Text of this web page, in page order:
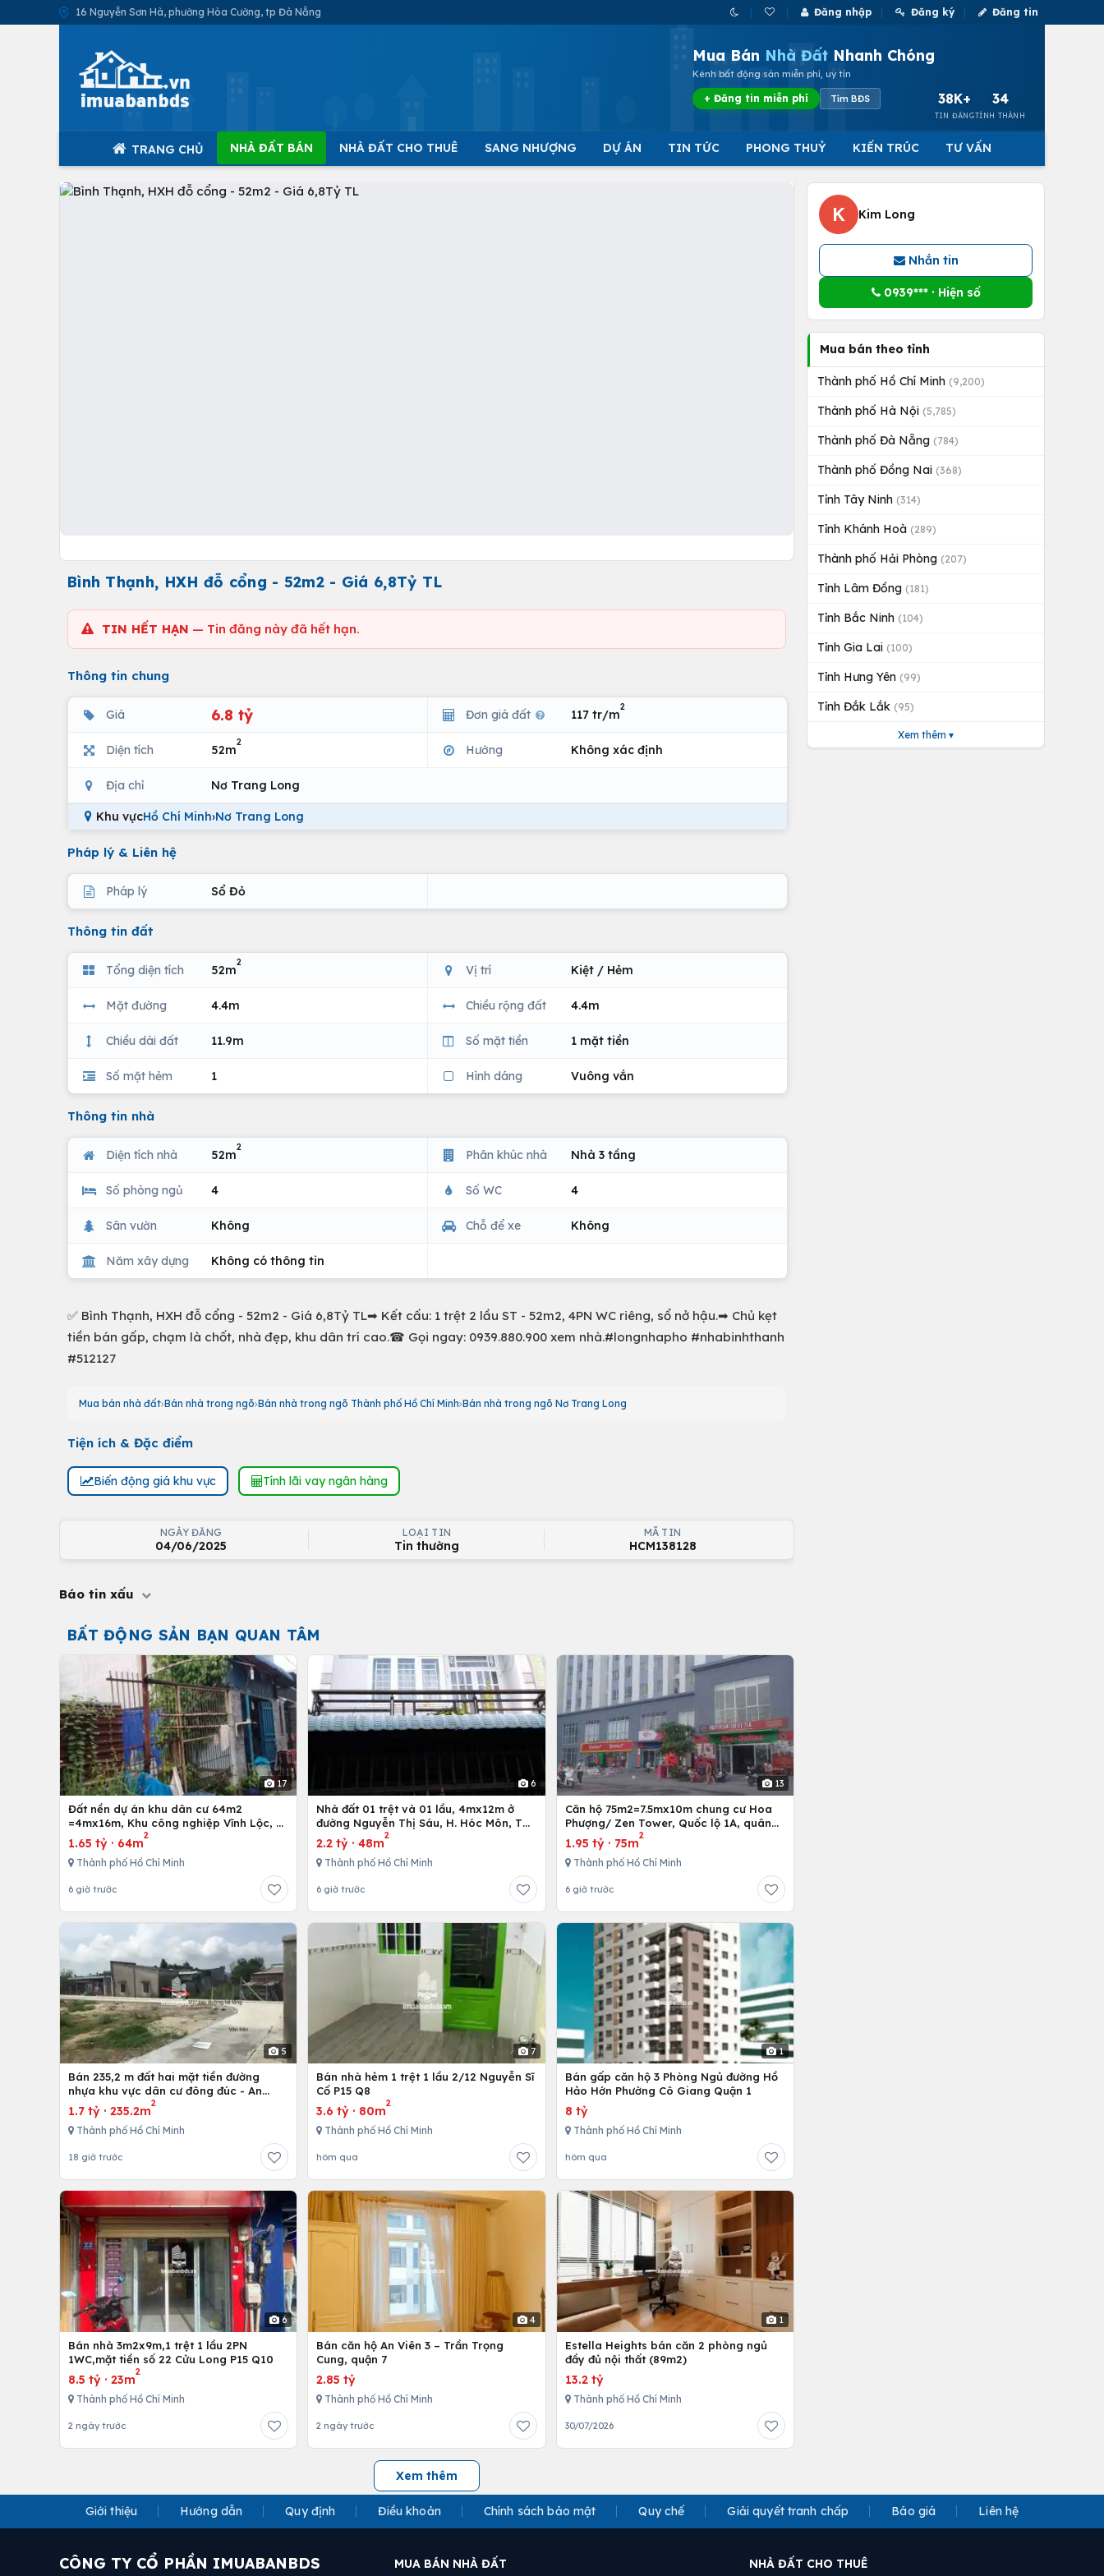
16 Nguyễn Sơn Hà, phường Hòa Cường, tp Đà Nẵng Đăng nhập Đăng ký Đăng tin
Mua Bán Nhà Đất Nhanh Chóng
Kênh bất động sản miễn phí, uy tín
+ Đăng tin miễn phí Tìm BĐS 38K+
TIN ĐĂNG
34
TỈNH THÀNH
TRANG CHỦ NHÀ ĐẤT BÁN NHÀ ĐẤT CHO THUÊ SANG NHƯỢNG DỰ ÁN TIN TỨC PHONG THUỶ KIẾN TRÚC TƯ VẤN
Bình Thạnh, HXH đỗ cổng - 52m2 - Giá 6,8Tỷ TL
TIN HẾT HẠN — Tin đăng này đã hết hạn.
Thông tin chung
Giá 6.8 tỷ Đơn giá đất 117 tr/m
2
Diện tích 52m
2
Hướng Không xác định
Địa chỉ Nơ Trang Long
Khu vựcHồ Chí Minh›Nơ Trang Long
Pháp lý & Liên hệ
Pháp lý Sổ Đỏ
Thông tin đất
Tổng diện tích 52m
2
Vị trí Kiệt / Hẻm
Mặt đường 4.4m Chiều rộng đất 4.4m
Chiều dài đất 11.9m Số mặt tiền 1 mặt tiền
Số mặt hẻm 1 Hình dáng Vuông vắn
Thông tin nhà
Diện tích nhà 52m
2
Phân khúc nhà Nhà 3 tầng
Số phòng ngủ 4 Số WC 4
Sân vườn Không Chỗ để xe Không
Năm xây dựng Không có thông tin
✅ Bình Thạnh, HXH đỗ cổng - 52m2 - Giá 6,8Tỷ TL➡ Kết cấu: 1 trệt 2 lầu ST - 52m2, 4PN WC riêng, sổ nở hậu.➡ Chủ kẹt
tiền bán gấp, chạm là chốt, nhà đẹp, khu dân trí cao.☎ Gọi ngay: 0939.880.900 xem nhà.#longnhapho #nhabinhthanh
#512127
Mua bán nhà đất Bán nhà trong ngõ Bán nhà trong ngõ Thành phố Hồ Chí Minh Bán nhà trong ngõ Nơ Trang Long
Tiện ích & Đặc điểm
Biến động giá khu vực Tính lãi vay ngân hàng
NGÀY ĐĂNG
04/06/2025
LOẠI TIN
Tin thường
MÃ TIN
HCM138128
Báo tin xấu
BẤT ĐỘNG SẢN BẠN QUAN TÂM
17
Đất nền dự án khu dân cư 64m2
=4mx16m, Khu công nghiệp Vĩnh Lộc, H.
Bình Chánh, Tp. Hồ Chí Minh
1.65 tỷ · 64m
2
Thành phố Hồ Chí Minh
6 giờ trước
6
Nhà đất 01 trệt và 01 lầu, 4mx12m ở
đường Nguyễn Thị Sáu, H. Hóc Môn, Tp.
Hồ Chí Minh
2.2 tỷ ·48m
2
Thành phố Hồ Chí Minh
6 giờ trước
13
Căn hộ 75m2=7.5mx10m chung cư Hoa
Phượng/ Zen Tower, Quốc lộ 1A, quân
12,Tp. Hồ Chí Minh, Việt Nam
1.95 tỷ· 75m
2
Thành phố Hồ Chí Minh
6 giờ trước
5
Bán 235,2 m đất hai mặt tiền đường
nhựa khu vực dân cư đông đúc - An
nhứt-Long Điền - Bà Rịa
1.7 tỷ · 235.2m
2
Thành phố Hồ Chí Minh
18 giờ trước
7
Bán nhà hẻm 1 trệt 1 lầu 2/12 Nguyễn Sĩ
Cố P15 Q8
3.6 tỷ · 80m
2
Thành phố Hồ Chí Minh
hôm qua
1
Bán gấp căn hộ 3 Phòng Ngủ đường Hồ
Hảo Hớn Phường Cô Giang Quận 1
8 tỷ
Thành phố Hồ Chí Minh
hôm qua
6
Bán nhà 3m2x9m,1 trệt 1 lầu 2PN
1WC,mặt tiền số 22 Cửu Long P15 Q10
8.5 tỷ · 23m
2
Thành phố Hồ Chí Minh
2 ngày trước
4
Bán căn hộ An Viên 3 – Trần Trọng
Cung, quận 7
2.85 tỷ
Thành phố Hồ Chí Minh
2 ngày trước
1
Estella Heights bán căn 2 phòng ngủ
đầy đủ nội thất (89m2)
13.2 tỷ
Thành phố Hồ Chí Minh
30/07/2026
Xem thêm
K Kim Long
Nhắn tin
0939*** · Hiện số
Mua bán theo tỉnh
Thành phố Hồ Chí Minh (9,200)
Thành phố Hà Nội (5,785)
Thành phố Đà Nẵng (784)
Thành phố Đồng Nai (368)
Tỉnh Tây Ninh (314)
Tỉnh Khánh Hoà (289)
Thành phố Hải Phòng (207)
Tỉnh Lâm Đồng (181)
Tỉnh Bắc Ninh (104)
Tỉnh Gia Lai (100)
Tỉnh Hưng Yên (99)
Tỉnh Đắk Lắk (95)
Xem thêm ▾
Giới thiệu Hướng dẫn Quy định Điều khoản Chính sách bảo mật Quy chế Giải quyết tranh chấp Báo giá Liên hệ
CÔNG TY CỔ PHẦN IMUABANBDS MUA BÁN NHÀ ĐẤT NHÀ ĐẤT CHO THUÊ